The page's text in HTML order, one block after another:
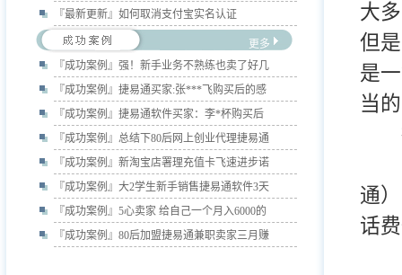
『最新更新』 如何取消支付宝实名认证
更多
『成功案例』 强！新手业务不熟练也卖了好几
『成功案例』 捷易通买家:张***飞购买后的感
『成功案例』 捷易通软件买家：李*杯购买后
『成功案例』 总结下80后网上创业代理捷易通
『成功案例』 新淘宝店署理充值卡飞速进步诺
『成功案例』 大2学生新手销售捷易通软件3天
『成功案例』 5心卖家 给自己一个月入6000的
『成功案例』 80后加盟捷易通兼职卖家三月赚
大
但
是
当
捷
通
话